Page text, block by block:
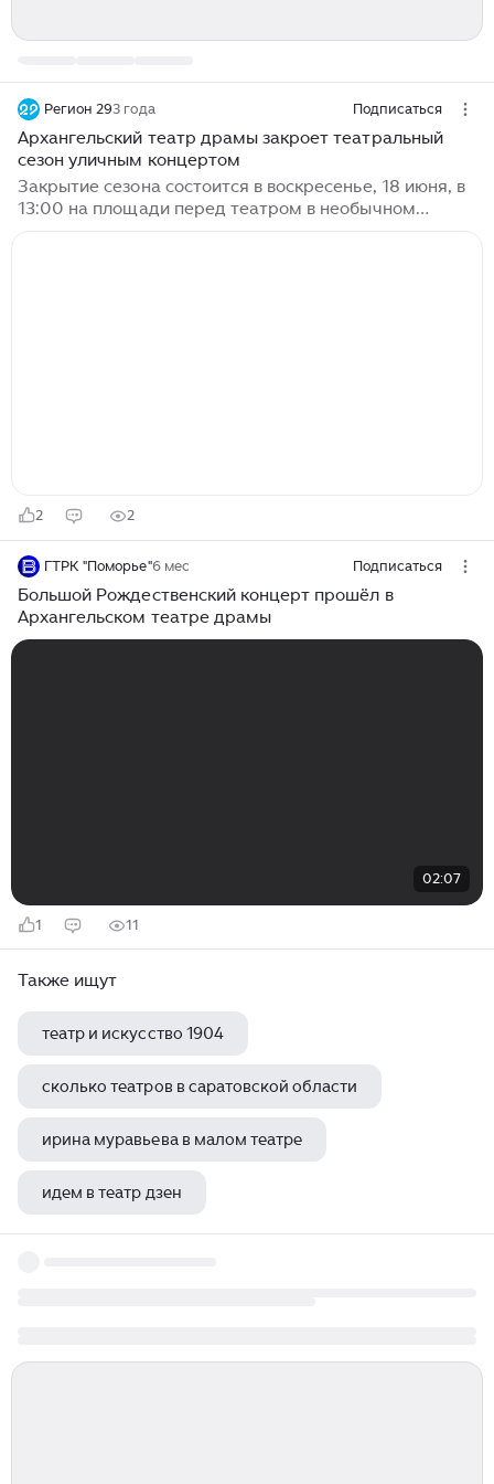
Регион 293 года Подписаться
Архангельский театр драмы закроет театральный
сезон уличным концертом
Закрытие сезона состоится в воскресенье, 18 июня, в
13:00 на площади перед театром в необычном
2 2
ГТРК "Поморье"6 мес Подписаться
Большой Рождественский концерт прошёл в
Архангельском театре драмы
02:07
1 11
Также ищут
театр и искусство 1904
сколько театров в саратовской области
ирина муравьева в малом театре
идем в театр дзен